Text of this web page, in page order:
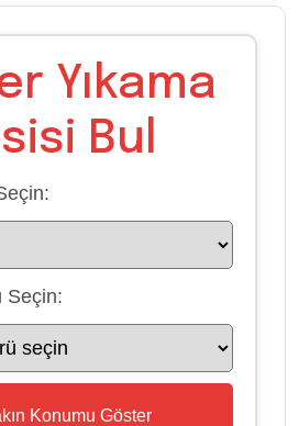
Yıkama
Bul
Seçin:
Konumu Göster